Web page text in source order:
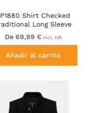
Shirt Checked
Long Sleeve
Jade
De 69,99 € incl. IVA
Añadir al carrito